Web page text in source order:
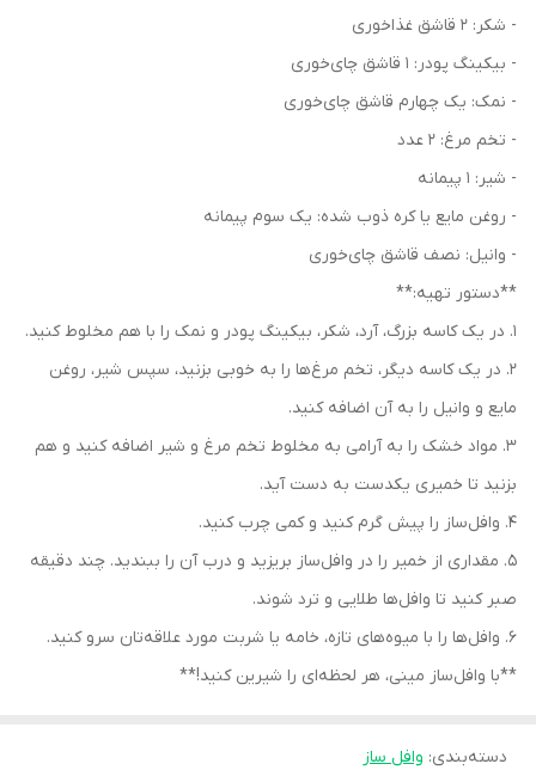
- شکر: 2 قاشق غذاخوری
- بیکینگ پودر: 1 قاشق چای‌خوری
- نمک: یک چهارم قاشق چای‌خوری
- تخم مرغ: 2 عدد
- شیر: 1 پیمانه
- روغن مایع یا کره ذوب شده: یک سوم پیمانه
- وانیل: نصف قاشق چای‌خوری
**دستور تهیه:**
1. در یک کاسه بزرگ، آرد، شکر، بیکینگ پودر و نمک را با هم مخلوط کنید.
2. در یک کاسه دیگر، تخم مرغ‌ها را به خوبی بزنید، سپس شیر، روغن
مایع و وانیل را به آن اضافه کنید.
3. مواد خشک را به آرامی به مخلوط تخم مرغ و شیر اضافه کنید و هم
بزنید تا خمیری یکدست به دست آید.
4. وافل‌ساز را پیش گرم کنید و کمی چرب کنید.
5. مقداری از خمیر را در وافل‌ساز بریزید و درب آن را ببندید. چند دقیقه
صبر کنید تا وافل‌ها طلایی و ترد شوند.
6. وافل‌ها را با میوه‌های تازه، خامه یا شربت مورد علاقه‌تان سرو کنید.
**با وافل‌ساز مینی، هر لحظه‌ای را شیرین کنید!**
دسته‌بندی: وافل ساز